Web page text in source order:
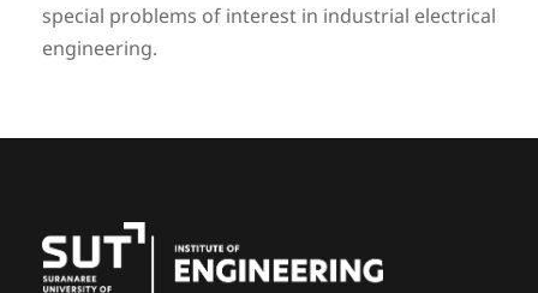
special problems of interest in industrial electrical
engineering.